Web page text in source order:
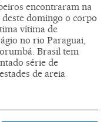
encontraram na
domingo o corpo
vítima de
no rio Paraguai,
Brasil tem
série de
de areia